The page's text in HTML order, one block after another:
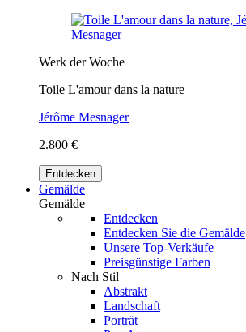
Werk der Woche
Toile L'amour dans la nature
Jérôme Mesnager
2.800 €
Entdecken
Gemälde
Gemälde
Entdecken
Entdecken Sie die Gemälde
Unsere Top-Verkäufe
Preisgünstige Farben
Nach Stil
Abstrakt
Landschaft
Porträt